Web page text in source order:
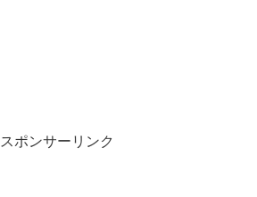
スポンサーリンク